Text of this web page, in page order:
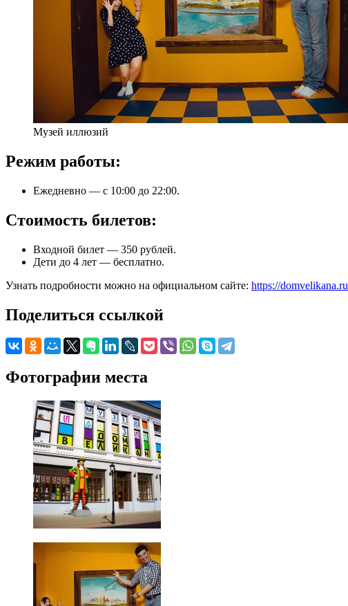
Музей иллюзий
Режим работы:
Ежедневно — с 10:00 до 22:00.
Стоимость билетов:
Входной билет — 350 рублей.
Дети до 4 лет — бесплатно.
Узнать подробности можно на официальном сайте: https://domvelikana.ru
Поделиться ссылкой
Фотографии места